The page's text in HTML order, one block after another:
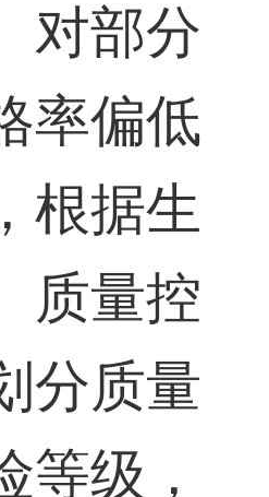
对部分
率偏低
根据生
质量控
分质量
等级，